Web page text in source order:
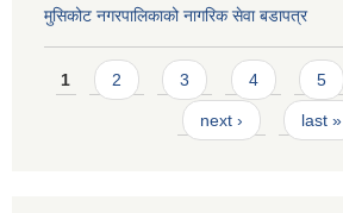
मुसिकोट नगरपालिकाको नागरिक सेवा बडापत्र
Pages
1 2 3 4 5
next › last »